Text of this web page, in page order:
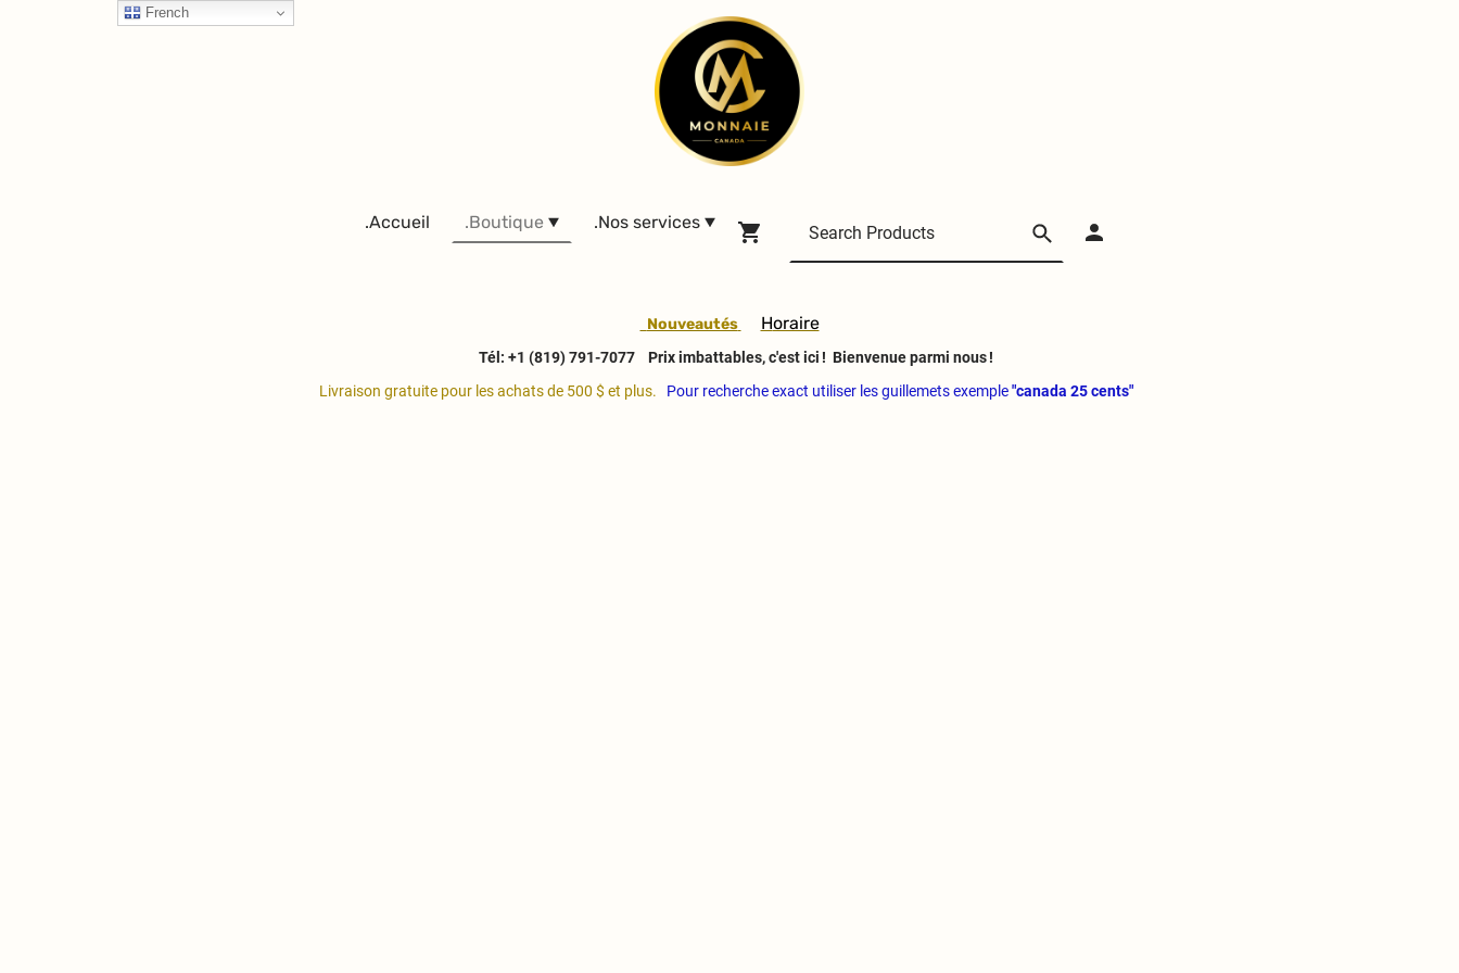
.Accueil .Boutique .Nos services
Nouveautés Horaire
Tél: +1 (819) 791-7077
Prix imbattables, c'est ici ! Bienvenue parmi nous !
Livraison gratuite pour les achats de 500 $ et plus.
Pour recherche exact utiliser les guillemets exemple"canada 25 cents"
French